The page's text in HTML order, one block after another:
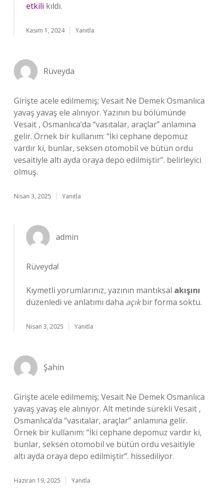
etkili kıldı.
Kasım 1, 2024 Yanıtla
Rüveyda
Girişte acele edilmemiş; Vesait Ne Demek Osmanlıca
yavaş yavaş ele alınıyor. Yazının bu bölümünde
Vesait , Osmanlıca’da “vasıtalar, araçlar” anlamına
gelir. Örnek bir kullanım: “İki cephane depomuz
vardır ki, bunlar, seksen otomobil ve bütün ordu
vesaitiyle altı ayda oraya depo edilmiştir”. belirleyici
olmuş.
Nisan 3, 2025 Yanıtla
admin
Rüveyda!
Kıymetli yorumlarınız, yazının mantıksal akışını
düzenledi ve anlatımı daha açıkbir forma soktu.
Nisan 3, 2025 Yanıtla
Şahin
Girişte acele edilmemiş; Vesait Ne Demek Osmanlıca
yavaş yavaş ele alınıyor. Alt metinde sürekli Vesait ,
Osmanlıca’da “vasıtalar, araçlar” anlamına gelir.
Örnek bir kullanım: “İki cephane depomuz vardır ki,
bunlar, seksen otomobil ve bütün ordu vesaitiyle
altı ayda oraya depo edilmiştir”. hissediliyor.
Haziran 19, 2025 Yanıtla